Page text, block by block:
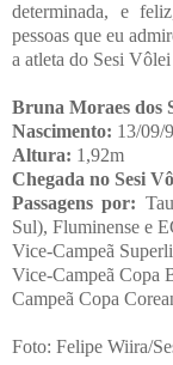
determinada, e
pessoas que eu
a atleta do Sesi
Bruna Moraes dos
Nascimento: 13/09/
Altura: 1,92m
Chegada no Sesi
Passagens por:
Sul), Fluminense e
Vice-Campeã
Vice-Campeã Copa
Campeã Copa
Foto: Felipe Wiira/